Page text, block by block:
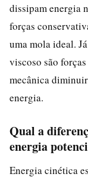
dissipam energia
forças
uma mola ideal.
viscoso são
mecânica
energia.
Qual a
energia
Energia cinética